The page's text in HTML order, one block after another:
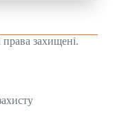
захищені.